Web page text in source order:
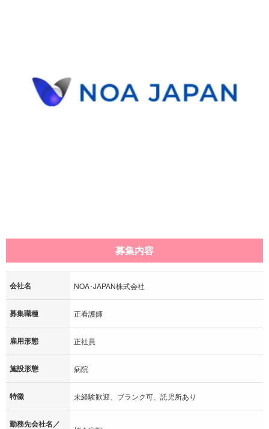
募集内容
会社名 NOA･JAPAN株式会社
募集職種 正看護師
雇用形態 正社員
施設形態 病院
特徴 未経験歓迎、ブランク可、託児所あり
勤務先会社名／